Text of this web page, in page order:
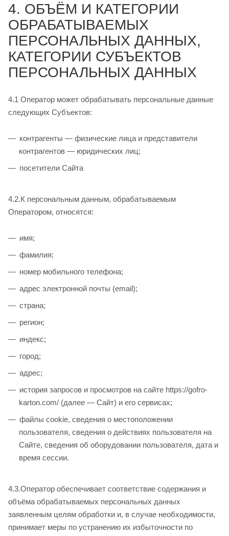
4. ОБЪЁМ И КАТЕГОРИИ
ОБРАБАТЫВАЕМЫХ
ПЕРСОНАЛЬНЫХ ДАННЫХ,
КАТЕГОРИИ СУБЪЕКТОВ
ПЕРСОНАЛЬНЫХ ДАННЫХ
4.1 Оператор может обрабатывать персональные данные
следующих Субъектов:
контрагенты — физические лица и представители
контрагентов — юридических лиц;
посетители Сайта
4.2.К персональным данным, обрабатываемым
Оператором, относятся:
имя;
фамилия;
номер мобильного телефона;
адрес электронной почты (email);
страна;
регион;
индекс;
город;
адрес;
история запросов и просмотров на сайте https://gofro-
karton.com/ (далее — Сайт) и его сервисах;
файлы cookie, сведения о местоположении
пользователя, сведения о действиях пользователя на
Сайте, сведения об оборудовании пользователя, дата и
время сессии.
4.3.Оператор обеспечивает соответствие содержания и
объёма обрабатываемых персональных данных
заявленным целям обработки и, в случае необходимости,
принимает меры по устранению их избыточности по